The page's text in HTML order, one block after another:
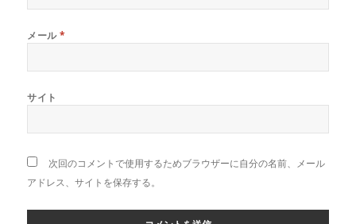
メール*
サイト
次回のコメントで使用するためブラウザーに自分の名前、メール
アドレス、サイトを保存する。